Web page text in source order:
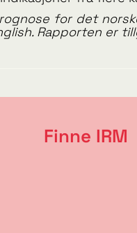
for det
Rapporten er
Finne IRM